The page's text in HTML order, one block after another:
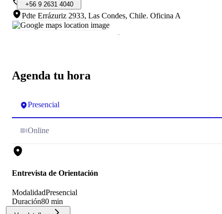
Agenda tu hora
Presencial
Online
Entrevista de Orientación
ModalidadPresencial
Duración80 min
+56 9 2631 4040
Pdte Errázuriz 2933, Las Condes, Chile. Oficina A